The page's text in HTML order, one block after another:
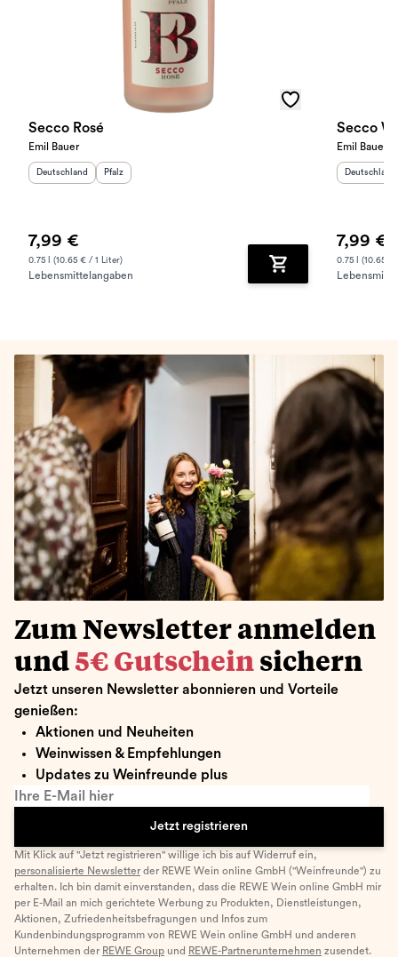
Secco Rosé
Emil Bauer
Herkunftsland
Deutschland Herkunftsregion
Pfalz
7,99 €
0.75 l (10.65 € / 1 Liter)
Lebensmittelangaben Zum Warenkorb
Secco
Emil Bauer
Deutschland
7,99 €
0.75 l (10.65 €
Zum Newsletter anmelden
und 5€ Gutschein sichern
Jetzt unseren Newsletter abonnieren und Vorteile
genießen:
Aktionen und Neuheiten
Weinwissen & Empfehlungen
Updates zu Weinfreunde plus
Ihre E-Mail hier
Jetzt registrieren
Mit Klick auf "Jetzt registrieren" willige ich bis auf Widerruf ein,
personalisierte Newsletter der REWE Wein online GmbH ("Weinfreunde") zu
erhalten. Ich bin damit einverstanden, dass die REWE Wein online GmbH mir
per E-Mail an mich gerichtete Werbung zu Produkten, Dienstleistungen,
Aktionen, Zufriedenheitsbefragungen und Infos zum
Kundenbindungsprogramm von REWE Wein online GmbH und anderen
Unternehmen der REWE Group und REWE-Partnerunternehmen zusendet.